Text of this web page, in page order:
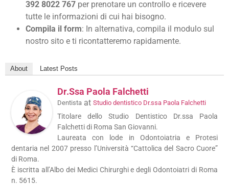
392 8022 767 per prenotare un controllo e ricevere
tutte le informazioni di cui hai bisogno.
Compila il form: In alternativa, compila il modulo sul
nostro sito e ti ricontatteremo rapidamente.
About Latest Posts
Dr.ssa Paola Falchetti
Dentista at Studio dentistico Dr.ssa Paola Falchetti
Titolare dello Studio Dentistico Dr.ssa Paola
Falchetti di Roma San Giovanni.
Laureata con lode in Odontoiatria e Protesi
dentaria nel 2007 presso l’Università “Cattolica del Sacro Cuore”
di Roma.
È iscritta all’Albo dei Medici Chirurghi e degli Odontoiatri di Roma
n. 5615.